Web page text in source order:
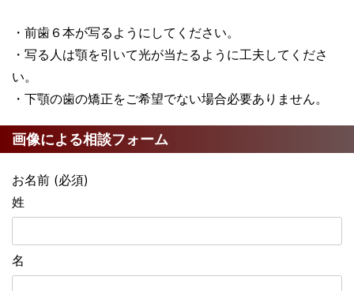
・前歯６本が写るようにしてください。
・写る人は顎を引いて光が当たるように工夫してくださ
い。
・下顎の歯の矯正をご希望でない場合必要ありません。
画像による相談フォーム
お名前 (必須)
姓
名